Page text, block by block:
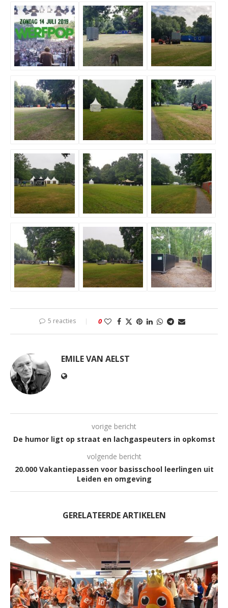
5 reacties 0
EMILE VAN AELST
vorige bericht
De humor ligt op straat en lachgaspeuters in opkomst
volgende bericht
20.000 Vakantiepassen voor basisschool leerlingen uit
Leiden en omgeving
GERELATEERDE ARTIKELEN